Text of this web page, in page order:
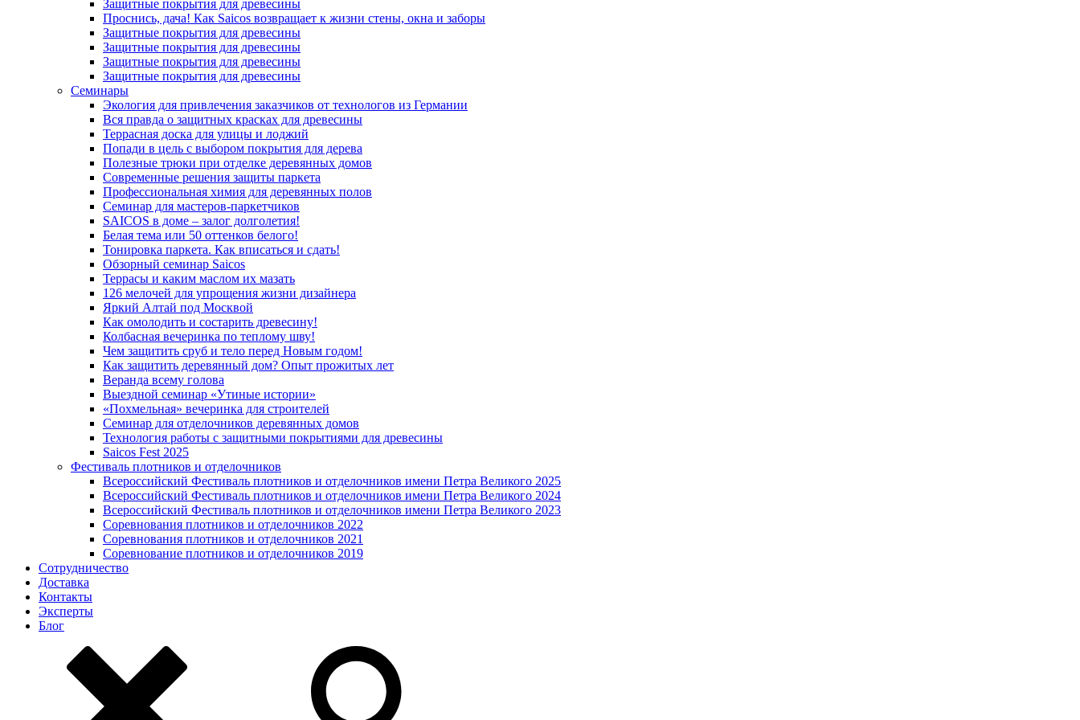
Защитные покрытия для древесины
Проснись, дача! Как Saicos возвращает к жизни стены, окна и заборы
Защитные покрытия для древесины
Защитные покрытия для древесины
Защитные покрытия для древесины
Защитные покрытия для древесины
Семинары
Экология для привлечения заказчиков от технологов из Германии
Вся правда о защитных красках для древесины
Террасная доска для улицы и лоджий
Попади в цель с выбором покрытия для дерева
Полезные трюки при отделке деревянных домов
Современные решения защиты паркета
Профессиональная химия для деревянных полов
Семинар для мастеров-паркетчиков
SAICOS в доме – залог долголетия!
Белая тема или 50 оттенков белого!
Тонировка паркета. Как вписаться и сдать!
Обзорный семинар Saicos
Террасы и каким маслом их мазать
126 мелочей для упрощения жизни дизайнера
Яркий Алтай под Москвой
Как омолодить и состарить древесину!
Колбасная вечеринка по теплому шву!
Чем защитить сруб и тело перед Новым годом!
Как защитить деревянный дом? Опыт прожитых лет
Веранда всему голова
Выездной семинар «Утиные истории»
«Похмельная» вечеринка для строителей
Семинар для отделочников деревянных домов
Технология работы с защитными покрытиями для древесины
Saicos Fest 2025
Фестиваль плотников и отделочников
Всероссийский Фестиваль плотников и отделочников имени Петра Великого 2025
Всероссийский Фестиваль плотников и отделочников имени Петра Великого 2024
Всероссийский Фестиваль плотников и отделочников имени Петра Великого 2023
Соревнования плотников и отделочников 2022
Соревнования плотников и отделочников 2021
Соревнование плотников и отделочников 2019
Сотрудничество
Доставка
Контакты
Эксперты
Блог